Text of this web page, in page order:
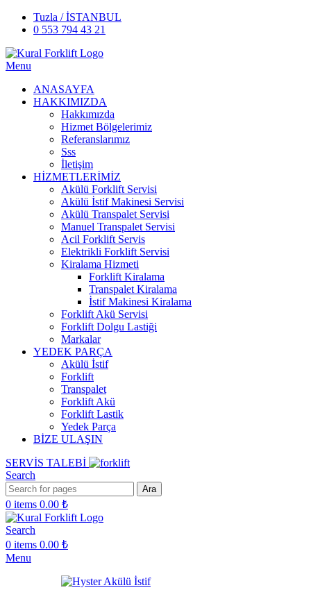
Tuzla / İSTANBUL
0 553 794 43 21
Menu
ANASAYFA
HAKKIMIZDA
Hakkımızda
Hizmet Bölgelerimiz
Referanslarımız
Sss
İletişim
HİZMETLERİMİZ
Akülü Forklift Servisi
Akülü İstif Makinesi Servisi
Akülü Transpalet Servisi
Manuel Transpalet Servisi
Acil Forklift Servis
Elektrikli Forklift Servisi
Kiralama Hizmeti
Forklift Kiralama
Transpalet Kiralama
İstif Makinesi Kiralama
Forklift Akü Servisi
Forklift Dolgu Lastiği
Markalar
YEDEK PARÇA
Akülü İstif
Forklift
Transpalet
Forklift Akü
Forklift Lastik
Yedek Parça
BİZE ULAŞIN
SERVİS TALEBİ
Search
Ara
0 items 0.00 ₺
Search
0 items 0.00 ₺
Menu